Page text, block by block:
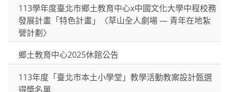
113學年度臺北市鄉土教育中心x中國文化大學中程校務
發展計畫「特色計畫」〈草山全人劇場 — 青年在地紮
營計劃〉
鄉土教育中心2025休館公告
113年度「臺北市本土小學堂」教學活動教案設計甄選
得奬名單